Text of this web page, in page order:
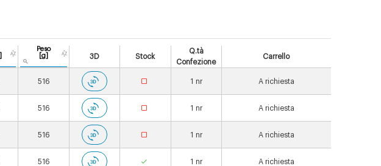
Peso
[g]
3D Stock
Q.tà
Confezione
Carrello
516 1 nr A richiesta
516 1 nr A richiesta
516 1 nr A richiesta
516 1 nr A richiesta